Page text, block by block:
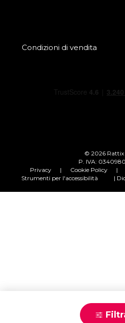
Condizioni di vendita
© 2026 Rattix
P. IVA:
Privacy
| Cookie Policy |
Strumenti per l'accessibilità
|